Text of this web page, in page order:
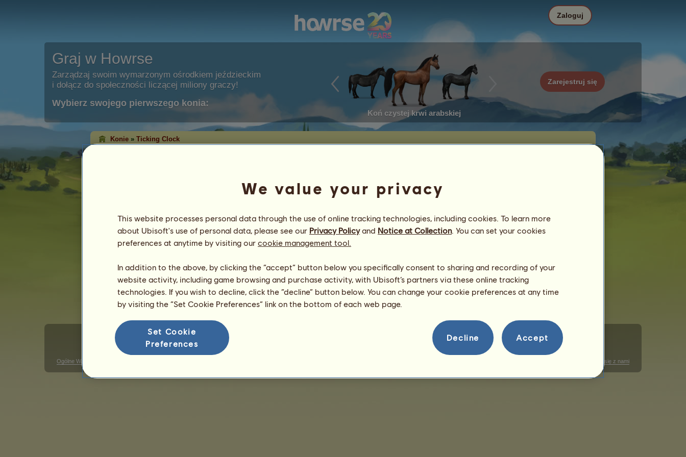
Graj w Howrse
Zarządzaj swoim wymarzonym ośrodkiem jeździeckim
i dołącz do społeczności liczącej miliony graczy!
Wybierz swojego pierwszego konia:
Koń czystej krwi arabskiej
Zarejestruj się
Zaloguj
Konie » Ticking Clock
Urodziny: 09.05.2026
Maść: Izabelowata
Ojciec:Uranos
Płeć: klacz
Matka: Gaja
Ogólne Warunki Użytkowania Skontaktuj się z nami
We value your privacy
This website processes personal data through the use of online tracking technologies, including cookies. To learn more
about Ubisoft's use of personal data, please see our Privacy Policyand Notice at Collection. You can set your cookies
preferences at anytime by visiting our cookie management tool.
In addition to the above, by clicking the “accept” button below you specifically consent to sharing and recording of your
website activity, including game browsing and purchase activity, with Ubisoft’s partners via these online tracking
technologies. If you wish to decline, click the “decline” button below. You can change your cookie preferences at any time
by visiting the “Set Cookie Preferences” link on the bottom of each web page.
Set Cookie
Preferences
Decline Accept